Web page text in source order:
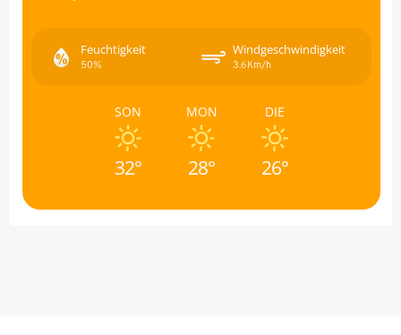
Feuchtigkeit
50%
Windgeschwindigkeit
3.6Km/h
SON
32°
MON
28°
DIE
26°